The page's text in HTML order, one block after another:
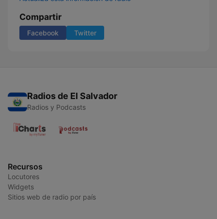
Compartir
Facebook Twitter
Radios de El Salvador
Radios y Podcasts
Recursos
Locutores
Widgets
Sitios web de radio por país